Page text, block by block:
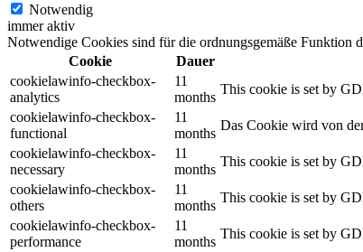
Notwendig
immer aktiv
Notwendige Cookies sind für die ordnungsgemäße Funktion
Cookie
Dauer
cookielawinfo-checkbox-
analytics
11
months
This cookie is set by
cookielawinfo-checkbox-
functional
11
months
Das Cookie wird von
cookielawinfo-checkbox-
necessary
11
months
This cookie is set by
cookielawinfo-checkbox-
others
11
months
This cookie is set by
cookielawinfo-checkbox-
performance
11
months
This cookie is set by